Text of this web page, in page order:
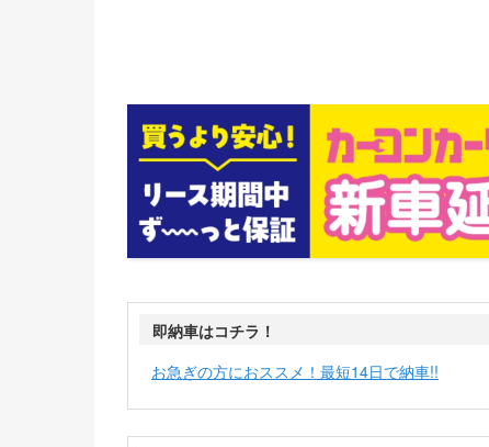
即納車はコチラ！
お急ぎの方におススメ！最短14日で納車!!